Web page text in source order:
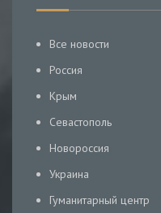
Все новости
Россия
Крым
Севастополь
Новороссия
Украина
Гуманитарный центр